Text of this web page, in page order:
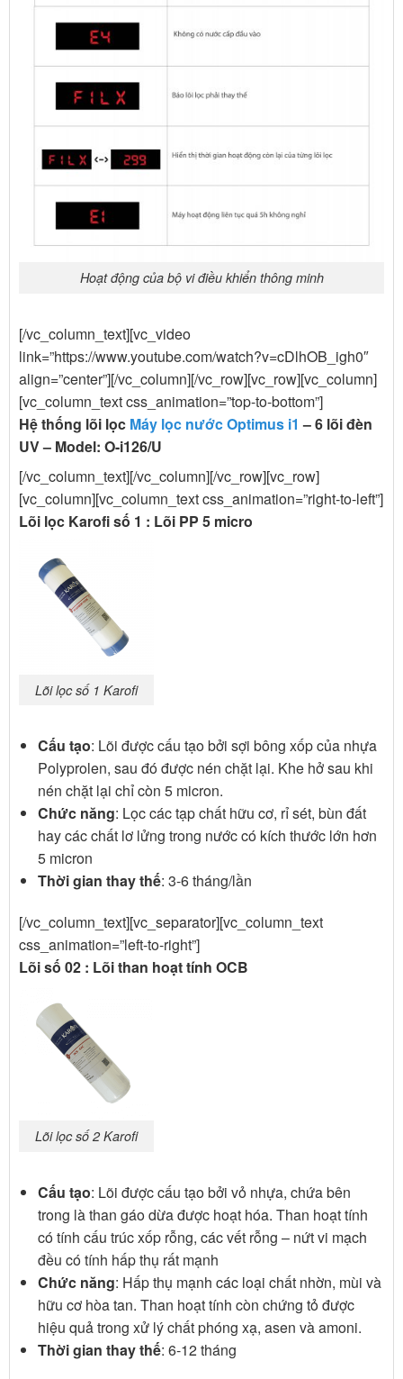
Hoạt động của bộ vi điều khiển thông minh
[/vc_column_text][vc_video
link=”https://www.youtube.com/watch?v=cDlhOB_igh0″
align=”center”][/vc_column][/vc_row][vc_row][vc_column]
[vc_column_text css_animation=”top-to-bottom”]
Hệ thống lõi lọc Máy lọc nước Optimus i1 – 6 lõi đèn
UV – Model: O-i126/U
[/vc_column_text][/vc_column][/vc_row][vc_row]
[vc_column][vc_column_text css_animation=”right-to-left”]
Lõi lọc Karofi số 1 : Lõi PP 5 micro
Lõi lọc số 1 Karofi
Cấu tạo: Lõi được cấu tạo bởi sợi bông xốp của nhựa
Polyprolen, sau đó được nén chặt lại. Khe hở sau khi
nén chặt lại chỉ còn 5 micron.
Chức năng: Lọc các tạp chất hữu cơ, rỉ sét, bùn đất
hay các chất lơ lửng trong nước có kích thước lớn hơn
5 micron
Thời gian thay thế: 3-6 tháng/lần
[/vc_column_text][vc_separator][vc_column_text
css_animation=”left-to-right”]
Lõi số 02 : Lõi than hoạt tính OCB
Lõi lọc số 2 Karofi
Cấu tạo: Lõi được cấu tạo bởi vỏ nhựa, chứa bên
trong là than gáo dừa được hoạt hóa. Than hoạt tính
có tính cấu trúc xốp rỗng, các vết rỗng – nứt vi mạch
đều có tính hấp thụ rất mạnh
Chức năng: Hấp thụ mạnh các loại chất nhờn, mùi và
hữu cơ hòa tan. Than hoạt tính còn chứng tỏ được
hiệu quả trong xử lý chất phóng xạ, asen và amoni.
Thời gian thay thế: 6-12 tháng